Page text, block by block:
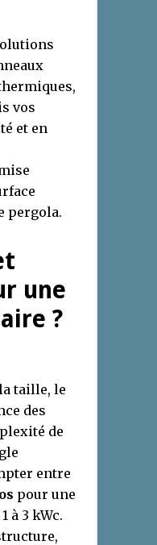
vos
et en
pergola.
une
?
taille, le
des
de
entre
pour une
à 3 kWc.